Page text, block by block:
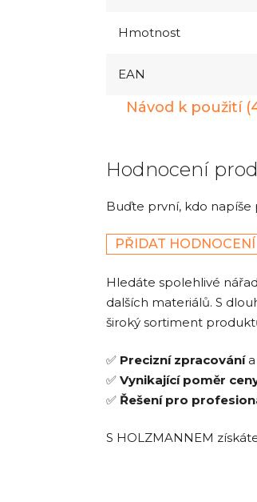
Hmotnost
EAN
Návod k použití
Hodnocení
Buďte první, kdo
PŘIDAT HODNOCENÍ
Hledáte spolehlivé
dalších materiálů. S
široký sortiment
✅ Precizní zpracovánía
✅ Vynikající poměr
✅ Řešení pro
S HOLZMANNEM